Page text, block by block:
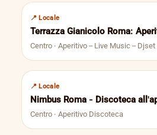
📍 Locale
Terrazza Gianicolo Roma:
Centro · Aperitivo – Live Music – Djset
📍 Locale
Nimbus Roma - Discoteca
Centro · Aperitivo Discoteca